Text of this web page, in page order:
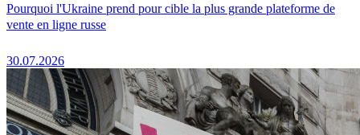
Pourquoi l'Ukraine prend pour cible la plus grande plateforme de
vente en ligne russe
30.07.2026